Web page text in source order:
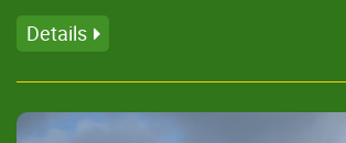
Details